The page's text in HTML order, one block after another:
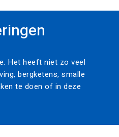
Het heeft niet zo veel
bergketens, smalle
te doen of in deze